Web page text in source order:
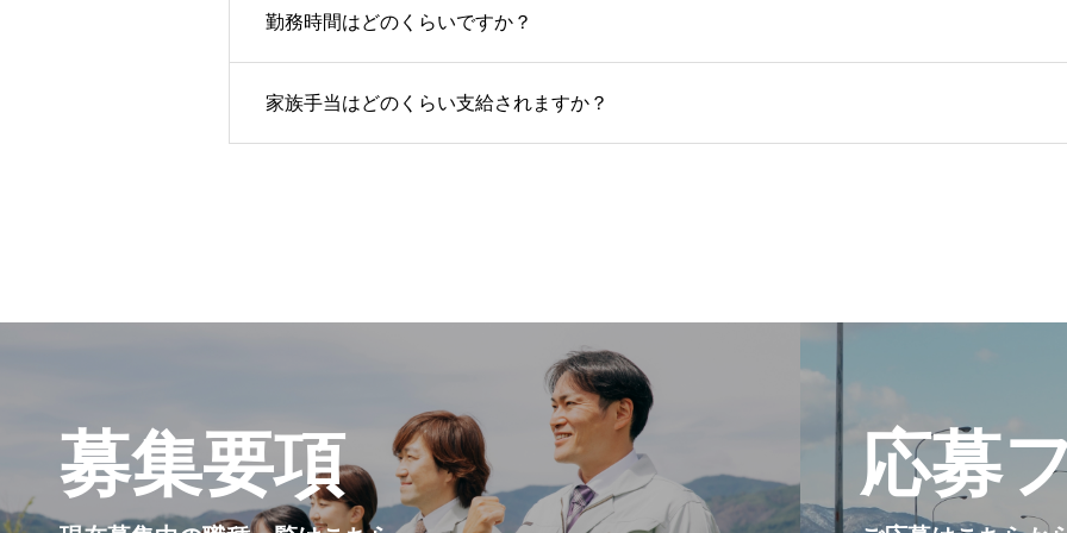
勤務時間はどのくらいですか？
家族手当はどのくらい支給されますか？
募集要項 応募